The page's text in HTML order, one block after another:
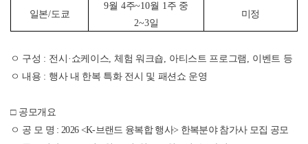
일본/도쿄
9월 4주~10월 1주 중
2~3일
미정
ㅇ 구성 : 전시 · 쇼케이스,체험 워크숍, 아티스트 프로그램 , 이벤트 등
ㅇ 내용 : 행사 내 한복 특화 전시 및 패션쇼 운영
□ 공모개요
ㅇ 공 모 명 : 2026 <K-브랜드 융복합 행사> 한복분야 참가사 모집 공모